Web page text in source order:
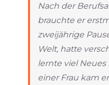
Nach der
brauchte er
zweijährige
Welt, hatte
lernte viel
einer Frau kam